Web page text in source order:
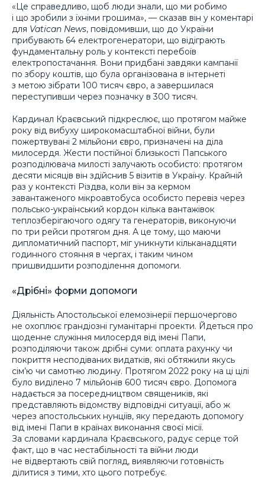
«Це справедливо, щоб люди знали, що ми робимо
і що зробили з їхніми грошима», — сказав він у коментарі
для Vatican News, повідомивши, що до України
прибувають 64 електрогенератори, що відіграють
фундаментальну роль у контексті перебоїв
електропостачання. Вони придбані завдяки кампанії
по збору коштів, що була організована в інтернеті
з метою зібрати 100 тисяч євро, а завершилася
переступивши через позначку в 300 тисяч.
Кардинал Краєвський підкреслює, що протягом майже
року від вибуху широкомасштабної війни, були
пожертвувані 2 мільйони євро, призначені на діла
милосердя. Жести постійної близькості Папського
розподілювача милості залучають особисто: протягом
десяти місяців він здійснив 5 візитів в Україну. Крайній
раз у контексті Різдва, коли він за кермом
завантаженого мікроавтобуса особисто перевіз через
польсько-український кордон кілька вантажівок
теплозберігаючого одягу та генераторів, виконуючи
по три рейси протягом дня. А це тому, що маючи
дипломатичний паспорт, міг уникнути кільканадцяти
годинного стояння в чергах, і таким чином
пришвидшити розподілення допомоги.
«Дрібні» форми допомоги
Діяльність Апостольської елемозінерії першочергово
не охоплює грандіозні гуманітарні проекти. Йдеться про
щоденне служіння милосердя від імені Папи,
розподіляючи також дрібні суми: оплата рахунку чи
покриття несподіваних видатків, які обтяжили якусь
сім’ю чи самотню людину. Протягом 2022 року на ці цілі
було виділено 7 мільйонів 600 тисяч євро. Допомога
надається за посередництвом священиків, які
представляють відомству відповідні ситуації, або ж
через апостольських нунціїв, яку передають допомогу
від імені Папи в країнах виконання своєї місії.
За словами кардинала Краєвського, радує серце той
факт, що в час нестабільності та війни люди
не відвертають свій погляд, виявляючи готовність
ділитися з тими, хто цього потребує.